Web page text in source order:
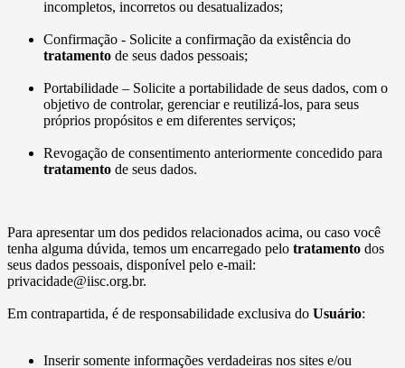
incompletos, incorretos ou desatualizados;
Confirmação - Solicite a confirmação da existência do
tratamento de seus dados pessoais;
Portabilidade – Solicite a portabilidade de seus dados, com o
objetivo de controlar, gerenciar e reutilizá-los, para seus
próprios propósitos e em diferentes serviços;
Revogação de consentimento anteriormente concedido para
tratamento de seus dados.
Para apresentar um dos pedidos relacionados acima, ou caso você
tenha alguma dúvida, temos um encarregado pelo tratamento dos
seus dados pessoais, disponível pelo e-mail:
privacidade@iisc.org.br.
Em contrapartida, é de responsabilidade exclusiva do Usuário:
Inserir somente informações verdadeiras nos sites e/ou